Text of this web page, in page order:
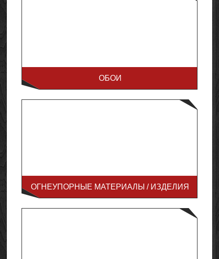
ОБОИ
ОГНЕУПОРНЫЕ МАТЕРИАЛЫ / ИЗДЕЛИЯ